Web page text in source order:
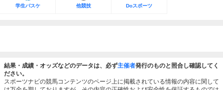
学生バスケ 他競技 Doスポーツ
結果・成績・オッズなどのデータは、必ず主催者発行のものと照合し確認してく
ださい。
スポーツナビの競馬コンテンツのページ上に掲載されている情報の内容に関して